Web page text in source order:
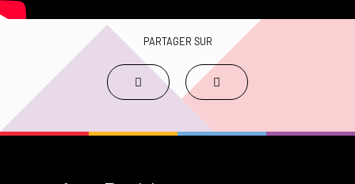
PARTAGER SUR